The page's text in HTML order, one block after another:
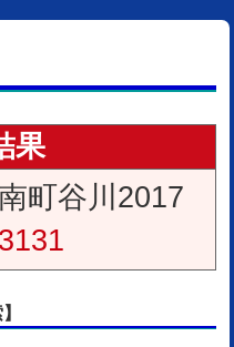
果
町谷川2017